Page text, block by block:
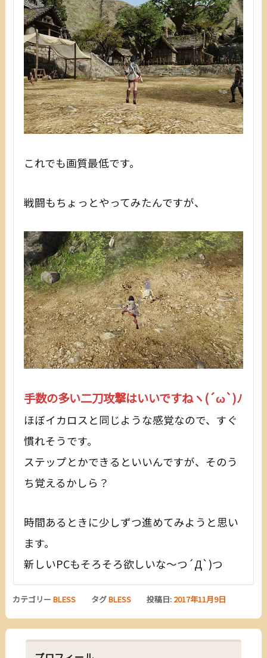
これでも画質最低です。
戦闘もちょっとやってみたんですが、
手数の多い二刀攻撃はいいですねヽ(´ω`)ﾉ
ほぼイカロスと同じような感覚なので、すぐ
慣れそうです。
ステップとかできるといいんですが、そのう
ち覚えるかしら？
時間あるときに少しずつ進めてみようと思い
ます。
新しいPCもそろそろ欲しいな～つ´Д`)つ
投稿日: 2017年11月9日
カテゴリー BLESS タグBLESS